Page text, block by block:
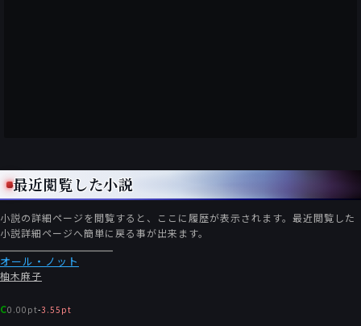
最近閲覧した小説
小説の詳細ページを閲覧すると、ここに履歴が表示されます。最近閲覧した
小説詳細ページへ簡単に戻る事が出来ます。
オール・ノット
柚木麻子
C0.00pt-3.55pt